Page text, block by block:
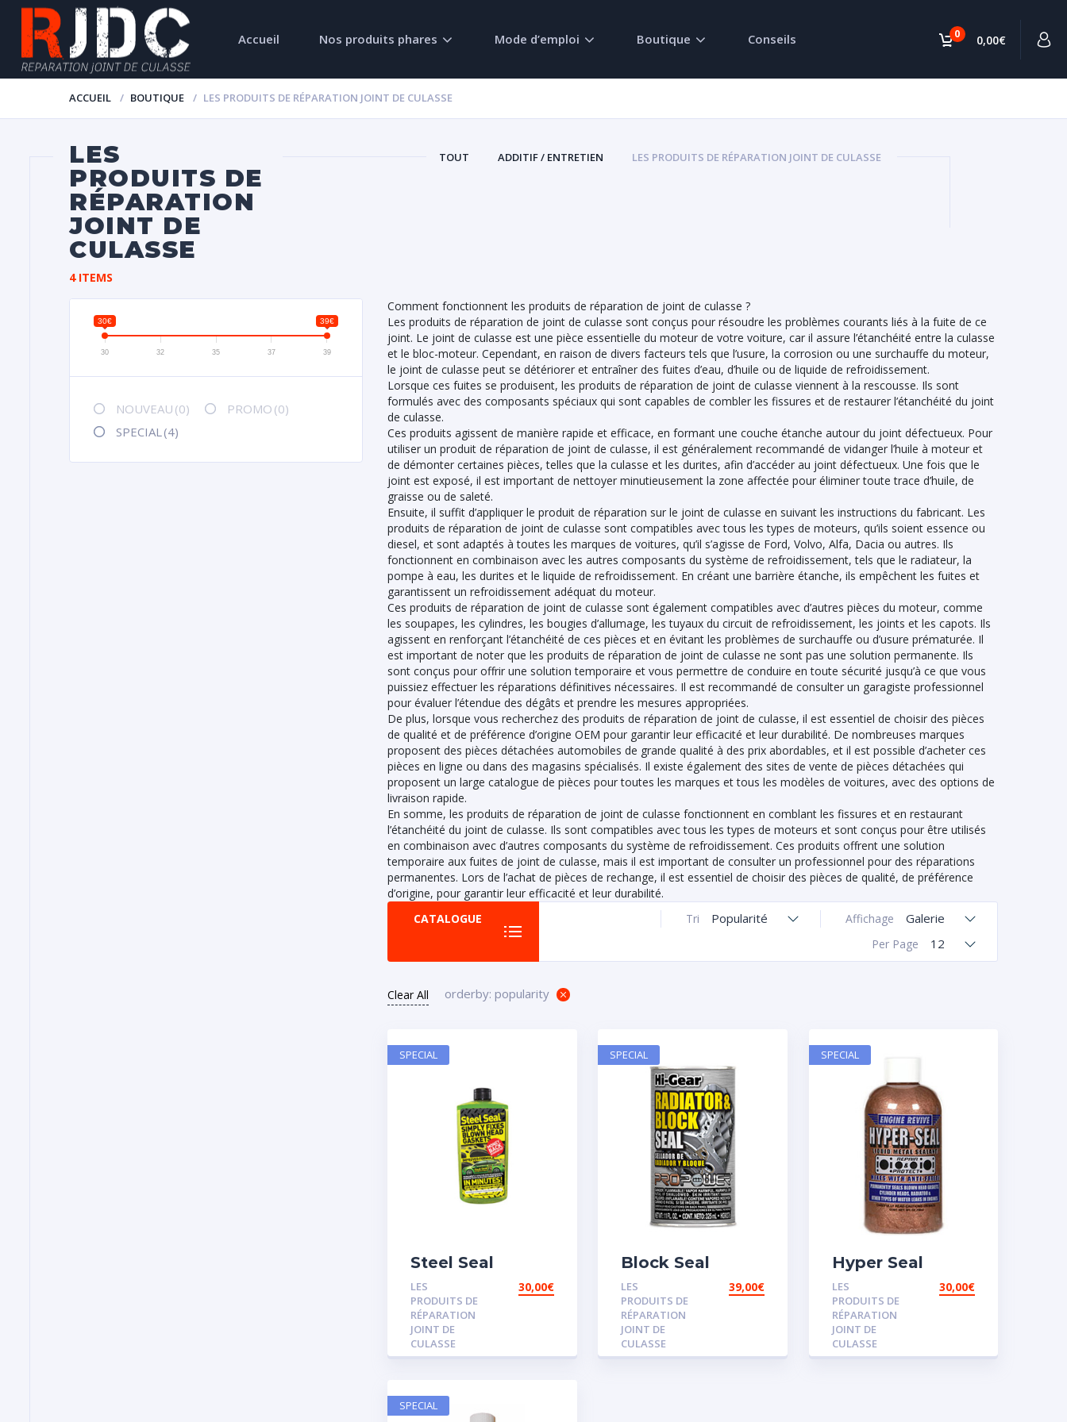
0 0,00€
Accueil Nos produits phares Mode d’emploi Boutique Conseils
ACCUEIL BOUTIQUE LES PRODUITS DE RÉPARATION JOINT DE CULASSE
LES
PRODUITS DE
RÉPARATION
JOINT DE
CULASSE
TOUT ADDITIF / ENTRETIEN LES PRODUITS DE RÉPARATION JOINT DE CULASSE
4 ITEMS
30€ 39€
30 32 35 37 39
NOUVEAU (0) PROMO (0)
SPECIAL (4)
Comment fonctionnent les produits de réparation de joint de culasse ?
Les produits de réparation de joint de culasse sont conçus pour résoudre les problèmes courants liés à la fuite de ce
joint. Le joint de culasse est une pièce essentielle du moteur de votre voiture, car il assure l’étanchéité entre la culasse
et le bloc-moteur. Cependant, en raison de divers facteurs tels que l’usure, la corrosion ou une surchauffe du moteur,
le joint de culasse peut se détériorer et entraîner des fuites d’eau, d’huile ou de liquide de refroidissement.
Lorsque ces fuites se produisent, les produits de réparation de joint de culasse viennent à la rescousse. Ils sont
formulés avec des composants spéciaux qui sont capables de combler les fissures et de restaurer l’étanchéité du joint
de culasse.
Ces produits agissent de manière rapide et efficace, en formant une couche étanche autour du joint défectueux. Pour
utiliser un produit de réparation de joint de culasse, il est généralement recommandé de vidanger l’huile à moteur et
de démonter certaines pièces, telles que la culasse et les durites, afin d’accéder au joint défectueux. Une fois que le
joint est exposé, il est important de nettoyer minutieusement la zone affectée pour éliminer toute trace d’huile, de
graisse ou de saleté.
Ensuite, il suffit d’appliquer le produit de réparation sur le joint de culasse en suivant les instructions du fabricant. Les
produits de réparation de joint de culasse sont compatibles avec tous les types de moteurs, qu’ils soient essence ou
diesel, et sont adaptés à toutes les marques de voitures, qu’il s’agisse de Ford, Volvo, Alfa, Dacia ou autres. Ils
fonctionnent en combinaison avec les autres composants du système de refroidissement, tels que le radiateur, la
pompe à eau, les durites et le liquide de refroidissement. En créant une barrière étanche, ils empêchent les fuites et
garantissent un refroidissement adéquat du moteur.
Ces produits de réparation de joint de culasse sont également compatibles avec d’autres pièces du moteur, comme
les soupapes, les cylindres, les bougies d’allumage, les tuyaux du circuit de refroidissement, les joints et les capots. Ils
agissent en renforçant l’étanchéité de ces pièces et en évitant les problèmes de surchauffe ou d’usure prématurée. Il
est important de noter que les produits de réparation de joint de culasse ne sont pas une solution permanente. Ils
sont conçus pour offrir une solution temporaire et vous permettre de conduire en toute sécurité jusqu’à ce que vous
puissiez effectuer les réparations définitives nécessaires. Il est recommandé de consulter un garagiste professionnel
pour évaluer l’étendue des dégâts et prendre les mesures appropriées.
De plus, lorsque vous recherchez des produits de réparation de joint de culasse, il est essentiel de choisir des pièces
de qualité et de préférence d’origine OEM pour garantir leur efficacité et leur durabilité. De nombreuses marques
proposent des pièces détachées automobiles de grande qualité à des prix abordables, et il est possible d’acheter ces
pièces en ligne ou dans des magasins spécialisés. Il existe également des sites de vente de pièces détachées qui
proposent un large catalogue de pièces pour toutes les marques et tous les modèles de voitures, avec des options de
livraison rapide.
En somme, les produits de réparation de joint de culasse fonctionnent en comblant les fissures et en restaurant
l’étanchéité du joint de culasse. Ils sont compatibles avec tous les types de moteurs et sont conçus pour être utilisés
en combinaison avec d’autres composants du système de refroidissement. Ces produits offrent une solution
temporaire aux fuites de joint de culasse, mais il est important de consulter un professionnel pour des réparations
permanentes. Lors de l’achat de pièces de rechange, il est essentiel de choisir des pièces de qualité, de préférence
d’origine, pour garantir leur efficacité et leur durabilité.
CATALOGUE
Affichage Galerie
Tri Popularité
Per Page 12
Clear All orderby: popularity
Steel Seal
LES
PRODUITS DE
RÉPARATION
JOINT DE
CULASSE
30,00€
SPECIAL
Block Seal
LES
PRODUITS DE
RÉPARATION
JOINT DE
CULASSE
39,00€
SPECIAL
Hyper Seal
LES
PRODUITS DE
RÉPARATION
JOINT DE
CULASSE
30,00€
SPECIAL
SPECIAL